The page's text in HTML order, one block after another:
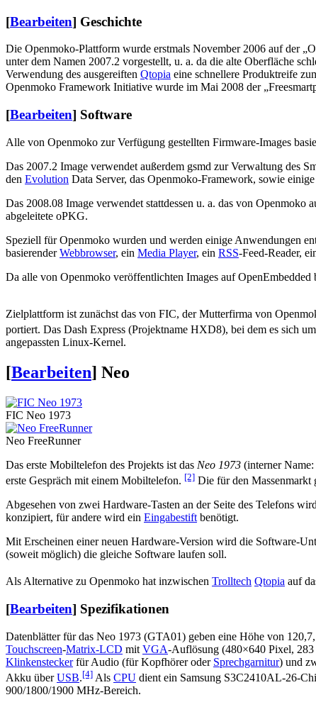
[Bearbeiten] Geschichte
Die Openmoko-Plattform wurde erstmals November 2006 auf der
unter dem Namen 2007.2 vorgestellt, u. a. da die alte Oberfläche
Verwendung des ausgereiften Qtopia eine schnellere Produktreife
Openmoko Framework Initiative wurde im Mai 2008 der
[Bearbeiten] Software
Alle von Openmoko zur Verfügung gestellten Firmware-Images
Das 2007.2 Image verwendet außerdem gsmd zur Verwaltung des
den Evolution Data Server, das Openmoko-Framework, sowie
Das 2008.08 Image verwendet stattdessen u. a. das von Openmoko
abgeleitete oPKG.
Speziell für Openmoko wurden und werden einige Anwendungen
basierenderWebbrowser, ein Media Player, ein RSS-Feed-Reader,
Da alle von Openmoko veröffentlichten Images auf OpenEmbedded
Zielplattform ist zunächst das von FIC, der Mutterfirma von
portiert. Das Dash Express (Projektname HXD8), bei dem es sich
angepassten Linux-Kernel.
[Bearbeiten] Neo
FIC Neo 1973
Neo FreeRunner
Das erste Mobiltelefon des Projekts ist das Neo 1973 (interner
erste Gespräch mit einem Mobiltelefon. [2] Die für den Massenmarkt
Abgesehen von zwei Hardware-Tasten an der Seite des Telefons
konzipiert, für andere wird ein Eingabestift benötigt.
Mit Erscheinen einer neuen Hardware-Version wird die Software-
(soweit möglich) die gleiche Software laufen soll.
Als Alternative zu Openmoko hat inzwischen Trolltech Qtopia auf
[Bearbeiten] Spezifikationen
Datenblätter für das Neo 1973 (GTA01) geben eine Höhe von
Touchscreen-Matrix-LCD mit VGA-Auflösung (480×640 Pixel, 283
Klinkensteckerfür Audio (für Kopfhörer oder Sprechgarnitur) und
Akku überUSB.[4] Als CPU dient ein Samsung S3C2410AL-26-
900/1800/1900 MHz-Bereich.